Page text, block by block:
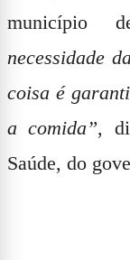
município
necessidade
coisa é
a comida”,
Saúde, do